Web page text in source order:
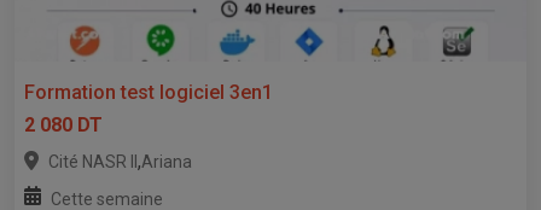
Formation test logiciel 3en1
2 080 DT
Cité NASR II ,Ariana
Cette semaine